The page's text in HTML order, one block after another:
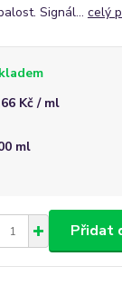
Signál... celý
Kč / ml
ml
Přidat